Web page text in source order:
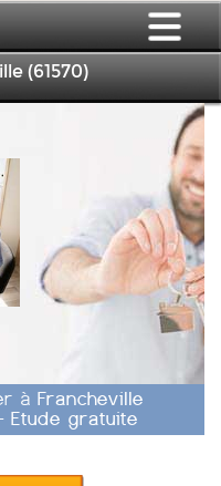
(61570)
à Francheville
Etude gratuite